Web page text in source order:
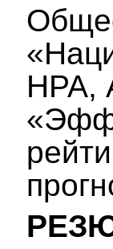
НРА,